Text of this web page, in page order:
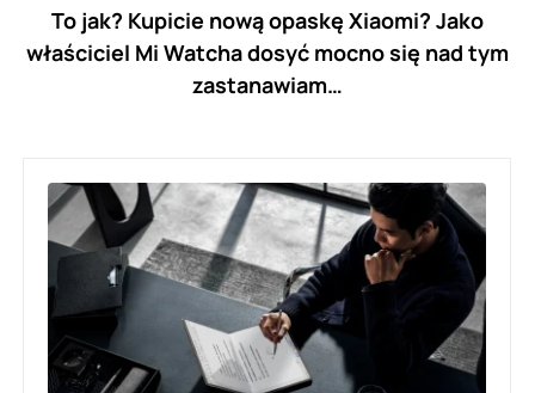
To jak? Kupicie nową opaskę Xiaomi? Jako
właściciel Mi Watcha dosyć mocno się nad tym
zastanawiam…